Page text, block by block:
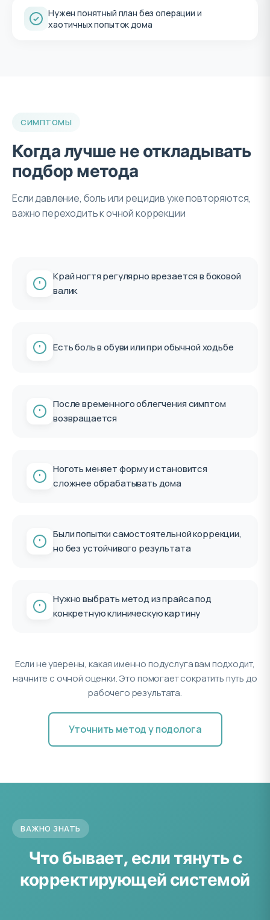
Нужен понятный план без операции и
хаотичных попыток дома
СИМПТОМЫ
Когда лучше не откладывать
подбор метода
Если давление, боль или рецидив уже повторяются,
важно переходить к очной коррекции
Край ногтя регулярно врезается в боковой
валик
Есть боль в обуви или при обычной ходьбе
После временного облегчения симптом
возвращается
Ноготь меняет форму и становится
сложнее обрабатывать дома
Были попытки самостоятельной коррекции,
но без устойчивого результата
Нужно выбрать метод из прайса под
конкретную клиническую картину
Если не уверены, какая именно подуслуга вам подходит,
начните с очной оценки. Это помогает сократить путь до
рабочего результата.
Уточнить метод у подолога
ВАЖНО ЗНАТЬ
Что бывает, если тянуть с
корректирующей системой